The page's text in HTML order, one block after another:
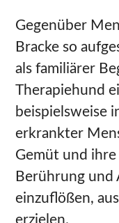
Gegenüber
Bracke so
als familiärer
Therapiehund
beispielsweise
erkrankter
Gemüt und
Berührung und
einzuflößen,
erzielen.